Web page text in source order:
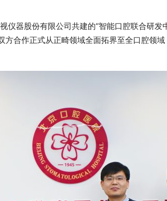
器股份有限公司共建的“智能口腔联合研
合作正式从正畸领域全面拓界至全口腔领